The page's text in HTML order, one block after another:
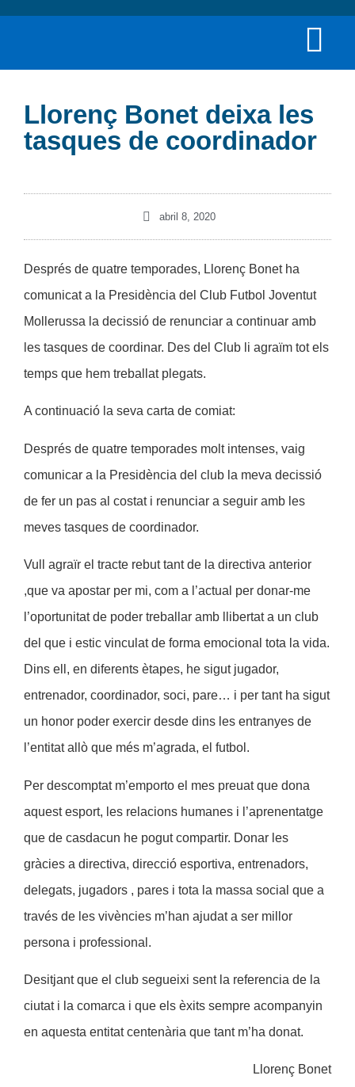
Llorenç Bonet deixa les
tasques de coordinador
abril 8, 2020
Després de quatre temporades, Llorenç Bonet ha
comunicat a la Presidència del Club Futbol Joventut
Mollerussa la decissió de renunciar a continuar amb
les tasques de coordinar. Des del Club li agraïm tot els
temps que hem treballat plegats.
A continuació la seva carta de comiat:
Després de quatre temporades molt intenses, vaig
comunicar a la Presidència del club la meva decissió
de fer un pas al costat i renunciar a seguir amb les
meves tasques de coordinador.
Vull agraïr el tracte rebut tant de la directiva anterior
,que va apostar per mi, com a l’actual per donar-me
l’oportunitat de poder treballar amb llibertat a un club
del que i estic vinculat de forma emocional tota la vida.
Dins ell, en diferents ètapes, he sigut jugador,
entrenador, coordinador, soci, pare… i per tant ha sigut
un honor poder exercir desde dins les entranyes de
l’entitat allò que més m’agrada, el futbol.
Per descomptat m’emporto el mes preuat que dona
aquest esport, les relacions humanes i l’aprenentatge
que de casdacun he pogut compartir. Donar les
gràcies a directiva, direcció esportiva, entrenadors,
delegats, jugadors , pares i tota la massa social que a
través de les vivències m’han ajudat a ser millor
persona i professional.
Desitjant que el club segueixi sent la referencia de la
ciutat i la comarca i que els èxits sempre acompanyin
en aquesta entitat centenària que tant m’ha donat.
Llorenç Bonet